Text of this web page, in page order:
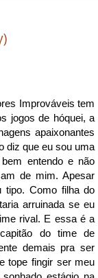
Improváveis tem
jogos de hóquei, a
apaixonantes
diz que eu sou uma
entendo e não
de mim. Apesar
tipo. Como filha do
arruinada se eu
rival. E essa é a
do time de
demais pra ser
tope fingir ser meu